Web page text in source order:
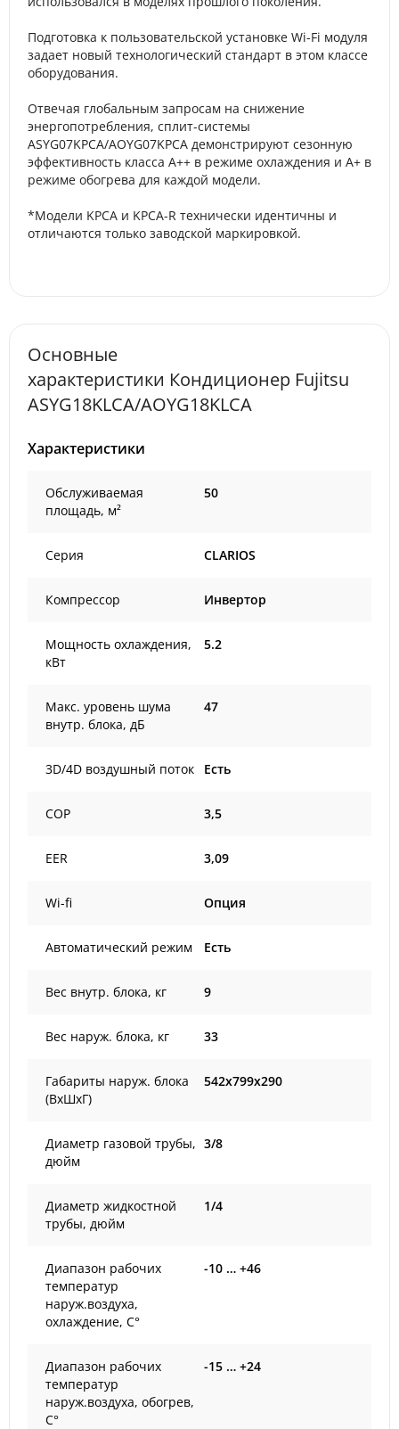
Подготовка к пользовательской установке Wi-Fi модуля
задает новый технологический стандарт в этом классе
оборудования.
Отвечая глобальным запросам на снижение
энергопотребления, сплит-системы
ASYG07KPCA/AOYG07KPCA демонстрируют сезонную
эффективность класса А++ в режиме охлаждения и А+ в
режиме обогрева для каждой модели.
*Модели KPCA и KPCA-R технически идентичны и
отличаются только заводской маркировкой.
Основные
характеристики Кондиционер Fujitsu
ASYG18KLCA/AOYG18KLCA
Характеристики
Обслуживаемая
площадь, м²
50
Серия CLARIOS
Компрессор Инвертор
Мощность охлаждения,
кВт
5.2
Макс. уровень шума
внутр. блока, дБ
47
3D/4D воздушный поток Есть
COP 3,5
EER 3,09
Wi-fi Опция
Автоматический режим Есть
Вес внутр. блока, кг 9
Вес наруж. блока, кг 33
Габариты наруж. блока
(ВxШxГ)
542x799x290
Диаметр газовой трубы,
дюйм
3/8
Диаметр жидкостной
трубы, дюйм
1/4
Диапазон рабочих
температур
наруж.воздуха,
охлаждение, С°
-10 … +46
Диапазон рабочих
температур
наруж.воздуха, обогрев,
С°
-15 … +24